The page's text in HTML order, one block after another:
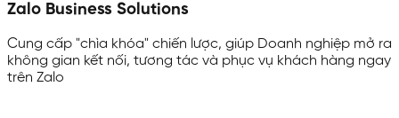
Zalo Business Solutions
Cung cấp "chìa khóa" chiến lược, giúp Doanh nghiệp mở ra
không gian kết nối, tương tác và phục vụ khách hàng ngay
trên Zalo